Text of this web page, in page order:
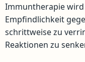
Immuntherapie
Empfindlichkeit
schrittweise zu
Reaktionen zu